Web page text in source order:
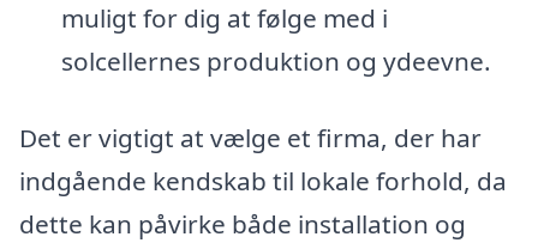
muligt for dig at følge med i
solcellernes produktion og ydeevne.
Det er vigtigt at vælge et firma, der har
indgående kendskab til lokale forhold, da
dette kan påvirke både installation og